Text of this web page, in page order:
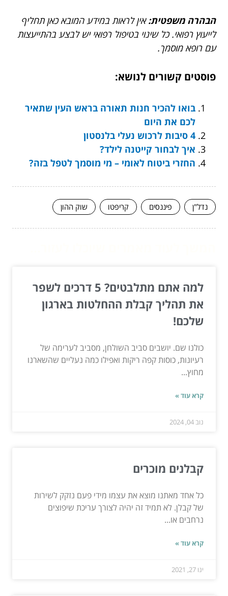
הבהרה משפטית: אין לראות במידע המובא כאן תחליף
לייעוץ רפואי. כל שינוי בטיפול רפואי יש לבצע בהתייעצות
עם רופא מוסמך.
פוסטים קשורים לנושא:
בואו להכיר חנות תאורה בראש העין שתאיר
לכם את היום
4 סיבות לרכוש נעלי בלנסטון
איך לבחור קייטנה לילד?
החזרי ביטוח לאומי – מי מוסמך לטפל בזה?
נדל"ן פיננסים קריפטו שוק ההון
למה אתם מתלבטים? 5 דרכים לשפר
את תהליך קבלת ההחלטות בארגון
שלכם!
כולנו שם. יושבים סביב השולחן, מסביב לערימה של
רעיונות, כוסות קפה ריקות ואפילו כמה נעליים שהשארנו
מחוץ...
קרא עוד »
נוב 04, 2024
קבלנים מוכרים
כל אחד מאתנו מוצא את עצמו מידי פעם נזקק לשירות
של קבלן. לא תמיד זה יהיה לצורך עריכת שיפוצים
נרחבים או...
קרא עוד »
ינו 27, 2021